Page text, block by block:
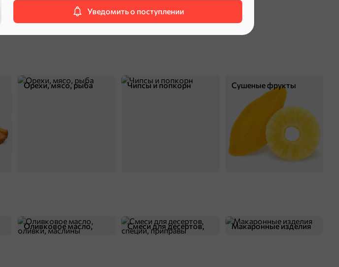
Вес
75 г
Упаковка
фасованный
Вкус
холодец с хреном
Уведомить о поступлении
Орехи, мясо, рыба Чипсы и попкорн Сушеные фрукты
Оливковое масло,
Смеси для десертов,
специи, приправы
Макаронные изделия